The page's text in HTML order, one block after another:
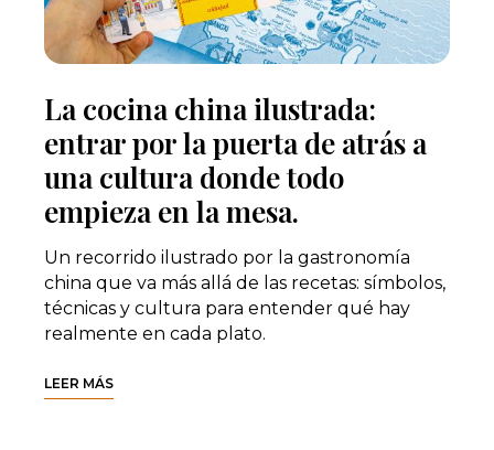
La cocina china ilustrada:
entrar por la puerta de atrás a
una cultura donde todo
empieza en la mesa.
Un recorrido ilustrado por la gastronomía
china que va más allá de las recetas: símbolos,
técnicas y cultura para entender qué hay
realmente en cada plato.
LEER MÁS